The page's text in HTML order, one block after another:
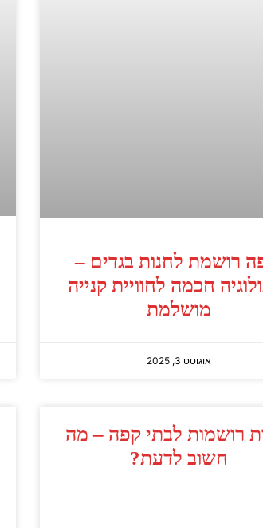
רושמת לחנות בגדים –
חכמה לחוויית קנייה
מושלמת
אוגוסט 3, 2025
רושמות לבתי קפה – מה
חשוב לדעת?